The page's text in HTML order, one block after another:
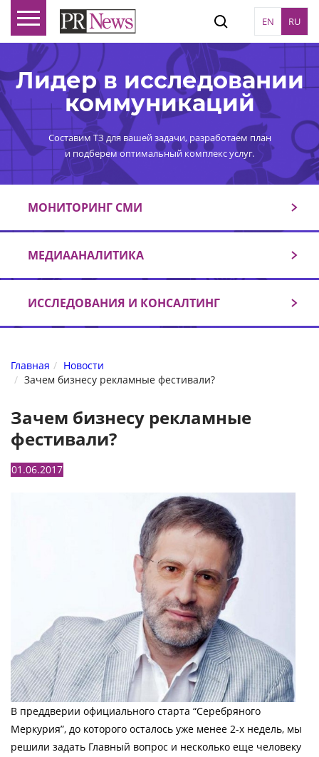
EN RU
Лидер в исследовании
коммуникаций
Составим ТЗ для вашей задачи, разработаем план
и подберем оптимальный комплекс услуг.
МОНИТОРИНГ СМИ
МЕДИААНАЛИТИКА
ИССЛЕДОВАНИЯ И КОНСАЛТИНГ
Главная
Новости
Зачем бизнесу рекламные фестивали?
Зачем бизнесу рекламные
фестивали?
01.06.2017
В преддверии официального старта “Серебряного
Меркурия”, до которого осталось уже менее 2-х недель, мы
решили задать Главный вопрос и несколько еще человеку